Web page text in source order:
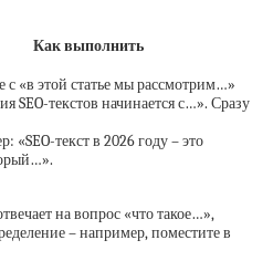
Как выполнить
с «в этой статье мы рассмотрим…»
SEO-текстов начинается с…». Сразу
«SEO-текст в 2026 году – это
на вопрос «что такое…»,
– например, поместите в